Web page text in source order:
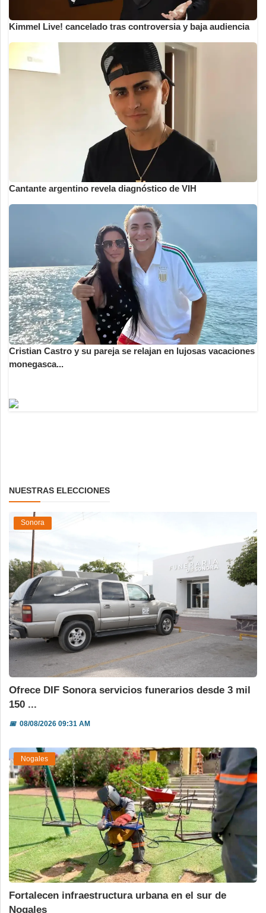
Kimmel Live! cancelado tras controversia y baja audiencia
Cantante argentino revela diagnóstico de VIH
Cristian Castro y su pareja se relajan en lujosas vacaciones
monegasca...
NUESTRAS ELECCIONES
Sonora
Ofrece DIF Sonora servicios funerarios desde 3 mil
150 ...
📅08/08/2026 09:31 AM
Nogales
Fortalecen infraestructura urbana en el sur de
Nogales